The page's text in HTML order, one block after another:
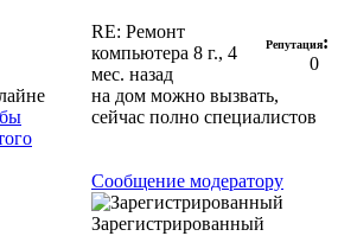
RE: Ремонт
компьютера 8 г., 4
мес. назад
Репутация:
0
на дом можно вызвать,
сейчас полно специалистов
Сообщение модератору
Зарегистрированный